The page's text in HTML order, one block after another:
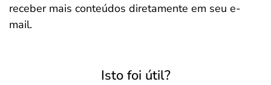
receber mais conteúdos diretamente em seu e-
mail.
Isto foi útil?